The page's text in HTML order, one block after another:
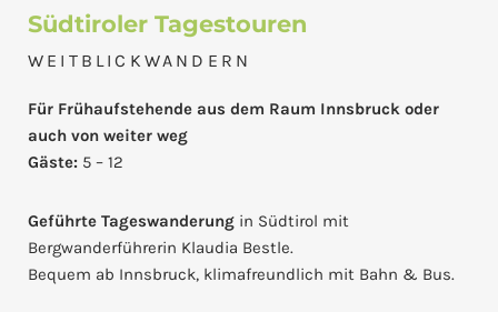
Südtiroler Tagestouren
WEITBLICKWANDERN
Für Frühaufstehende aus dem Raum Innsbruck oder
auch von weiter weg
Gäste: 5 – 12
Geführte Tageswanderung in Südtirol mit
Bergwanderführerin Klaudia Bestle.
Bequem ab Innsbruck, klimafreundlich mit Bahn & Bus.